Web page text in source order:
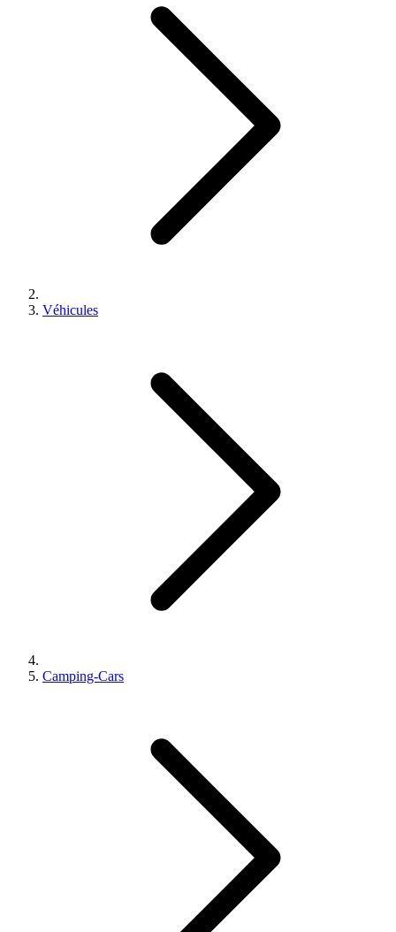
Véhicules
Camping-Cars